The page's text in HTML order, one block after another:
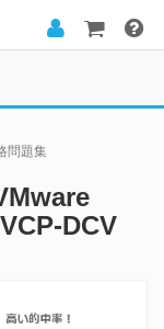
問題集
DCV